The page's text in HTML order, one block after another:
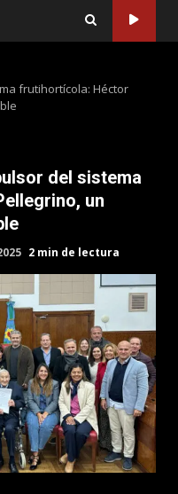
frutihortícola: Héctor
del sistema
un
2 min de lectura